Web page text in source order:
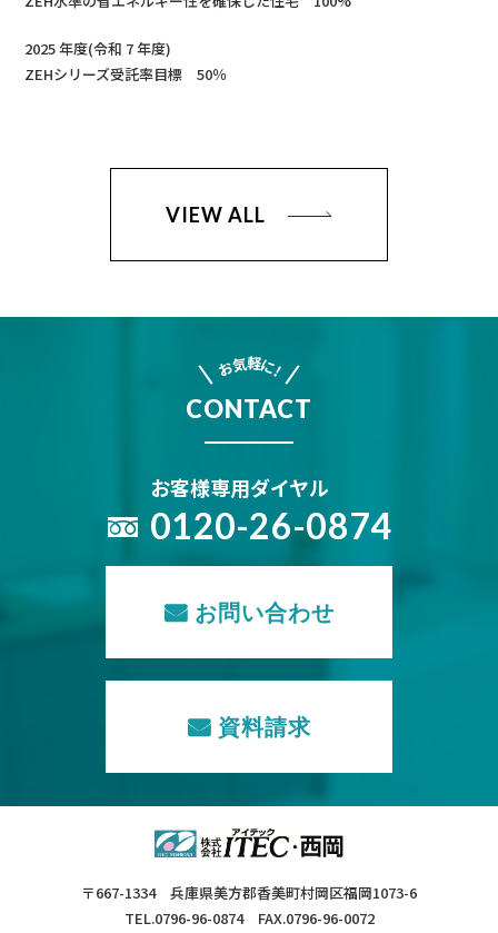
2025 年度(令和 7 年度)
ZEHシリーズ受託率目標 50％
VIEW ALL
お気軽に
!
CONTACT
お客様専用ダイヤル
0120-26-0874
お問い合わせ
資料請求
〒667-1334 兵庫県美方郡香美町村岡区福岡1073-6
TEL.0796-96-0874 FAX.0796-96-0072